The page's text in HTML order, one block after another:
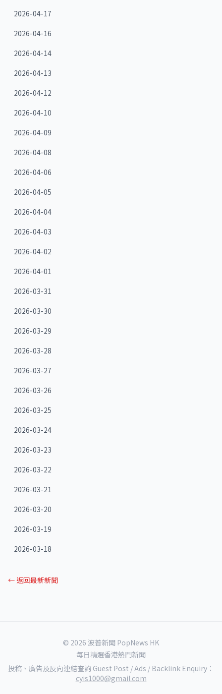
2026-04-17
2026-04-16
2026-04-14
2026-04-13
2026-04-12
2026-04-10
2026-04-09
2026-04-08
2026-04-06
2026-04-05
2026-04-04
2026-04-03
2026-04-02
2026-04-01
2026-03-31
2026-03-30
2026-03-29
2026-03-28
2026-03-27
2026-03-26
2026-03-25
2026-03-24
2026-03-23
2026-03-22
2026-03-21
2026-03-20
2026-03-19
2026-03-18
← 返回最新新聞
© 2026 波普新聞 PopNews HK
每日精選香港熱門新聞
投稿、廣告及反向連結查詢 Guest Post / Ads / Backlink Enquiry：
cyis1000@gmail.com